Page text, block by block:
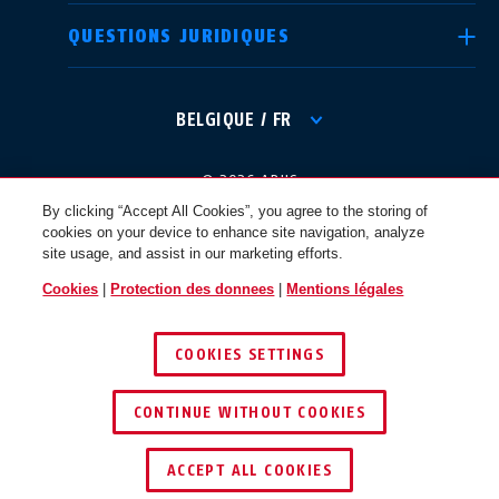
QUESTIONS JURIDIQUES
BELGIQUE / FR
© 2026 ABUS
International USA
Canada
Österreich
Nederland Polska
Italia
België
By clicking “Accept All Cookies”, you agree to the storing of
cookies on your device to enhance site navigation, analyze
site usage, and assist in our marketing efforts.
Cookies Protection des donnees Mentions légales
COOKIES SETTINGS
CONTINUE WITHOUT COOKIES
ACCEPT ALL COOKIES